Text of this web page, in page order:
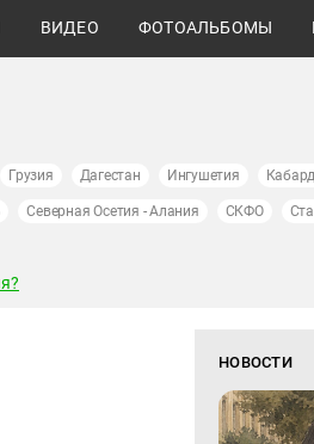
ВИДЕО ФОТОАЛЬБОМЫ
Грузия Дагестан Ингушетия
Северная Осетия - Алания СКФО
НОВОСТИ